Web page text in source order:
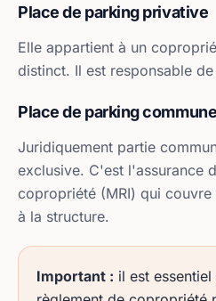
Place de parking privative
Elle appartient à un
distinct. Il est responsable
Place de parking
Juridiquement partie
exclusive. C'est l'assurance
copropriété (MRI) qui
à la structure.
Important : il est